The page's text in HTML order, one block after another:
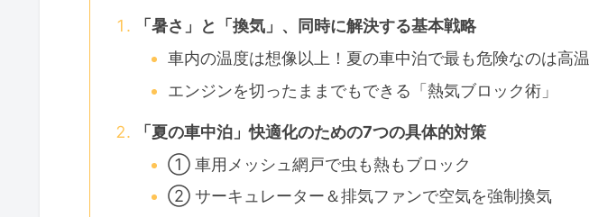
「暑さ」と「換気」、同時に解決する基本戦略
車内の温度は想像以上！夏の車中泊で最も危険なのは高温
エンジンを切ったままでもできる「熱気ブロック術」
「夏の車中泊」快適化のための7つの具体的対策
① 車用メッシュ網戸で虫も熱もブロック
② サーキュレーター＆排気ファンで空気を強制換気